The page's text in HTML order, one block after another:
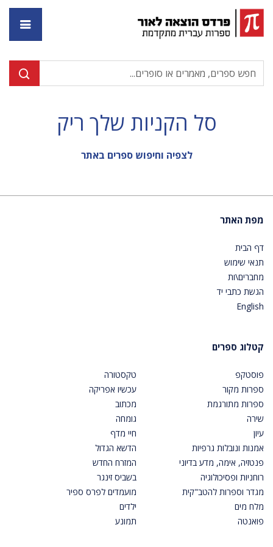
סל הקניות שלך ריק
לצפיה וחיפוש ספרים באתר
מפת האתר
דף הבית
תנאי שימוש
מחברים\ות
הגשת כתבי יד
English
קטלוג ספרים
פוסטקפ
ספרות מקור
ספרות מתורגמת
שירה
עיון
אמנות ונובלות גרפיות
פנטזיה, אימה, מדע בדיוני
רוחניות ופסיכולוגיה
מגדר וספרות להטב"קית
מלח מים
פואנטה
טקסטורה
עכשיו אפריקה
מכתוב
גומחה
חיי מדף
הדשא הגדול
המזרח החדש
בשביס זינגר
מועמדים לפרס ספיר
ילדים
תמונע